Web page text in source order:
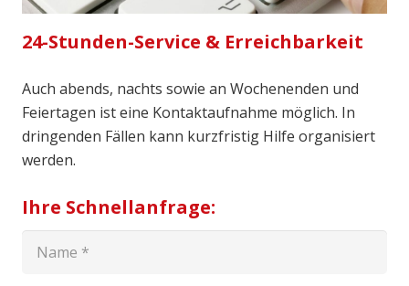
24-Stunden-Service & Erreichbarkeit
Auch abends, nachts sowie an Wochenenden und
Feiertagen ist eine Kontaktaufnahme möglich. In
dringenden Fällen kann kurzfristig Hilfe organisiert
werden.
Ihre Schnellanfrage: